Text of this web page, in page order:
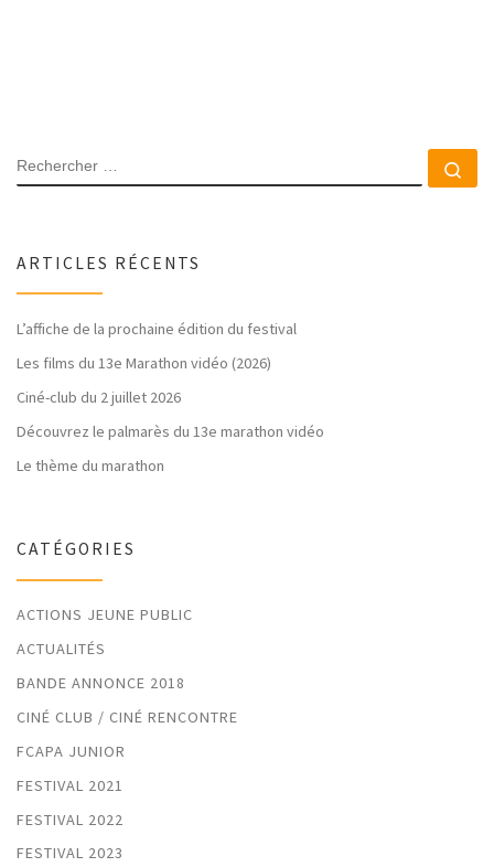
RECHERCHER
ARTICLES RÉCENTS
L’affiche de la prochaine édition du festival
Les films du 13e Marathon vidéo (2026)
Ciné-club du 2 juillet 2026
Découvrez le palmarès du 13e marathon vidéo
Le thème du marathon
CATÉGORIES
ACTIONS JEUNE PUBLIC
ACTUALITÉS
BANDE ANNONCE 2018
CINÉ CLUB / CINÉ RENCONTRE
FCAPA JUNIOR
FESTIVAL 2021
FESTIVAL 2022
FESTIVAL 2023